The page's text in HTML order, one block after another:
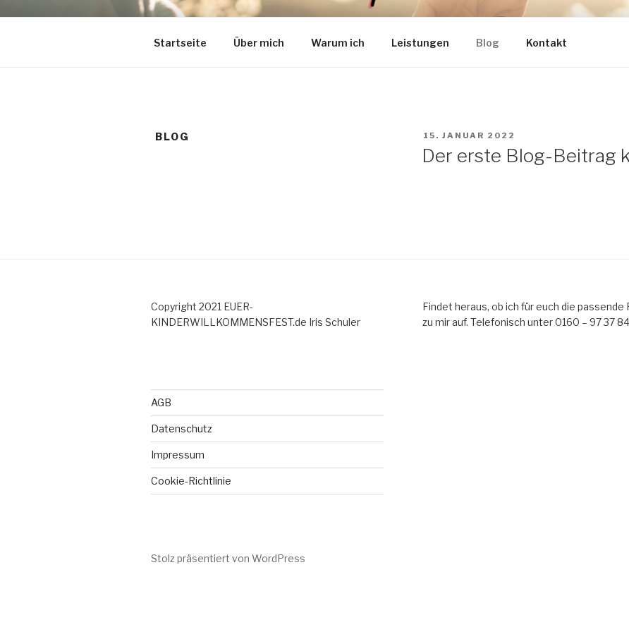
IRIS SCHULER – EUER-
Freue Rednerin für Kinderwillkommensfeste in Köln, Düsseldorf und Langenfeld
Startseite Über mich Warum ich Leistungen Blog Kontakt
BLOG
VERÖFFENTLICHT
15. JANUAR 2022
Der erste Blog-Beitrag
Copyright 2021 EUER-
KINDERWILLKOMMENSFEST.de Iris Schuler
AGB
Datenschutz
Impressum
Cookie-Richtlinie
Findet heraus, ob ich für euch die
zu mir auf. Telefonisch unter 0160 – 97 37
Stolz präsentiert von WordPress